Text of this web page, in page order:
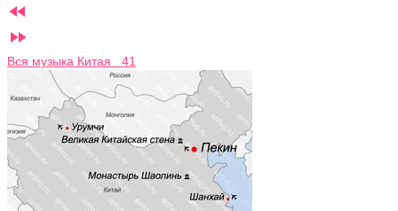


Вся музыка Китая 41